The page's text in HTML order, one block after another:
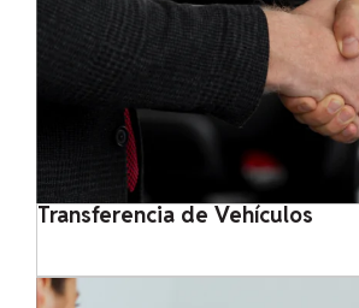
Transferencia de Vehículos